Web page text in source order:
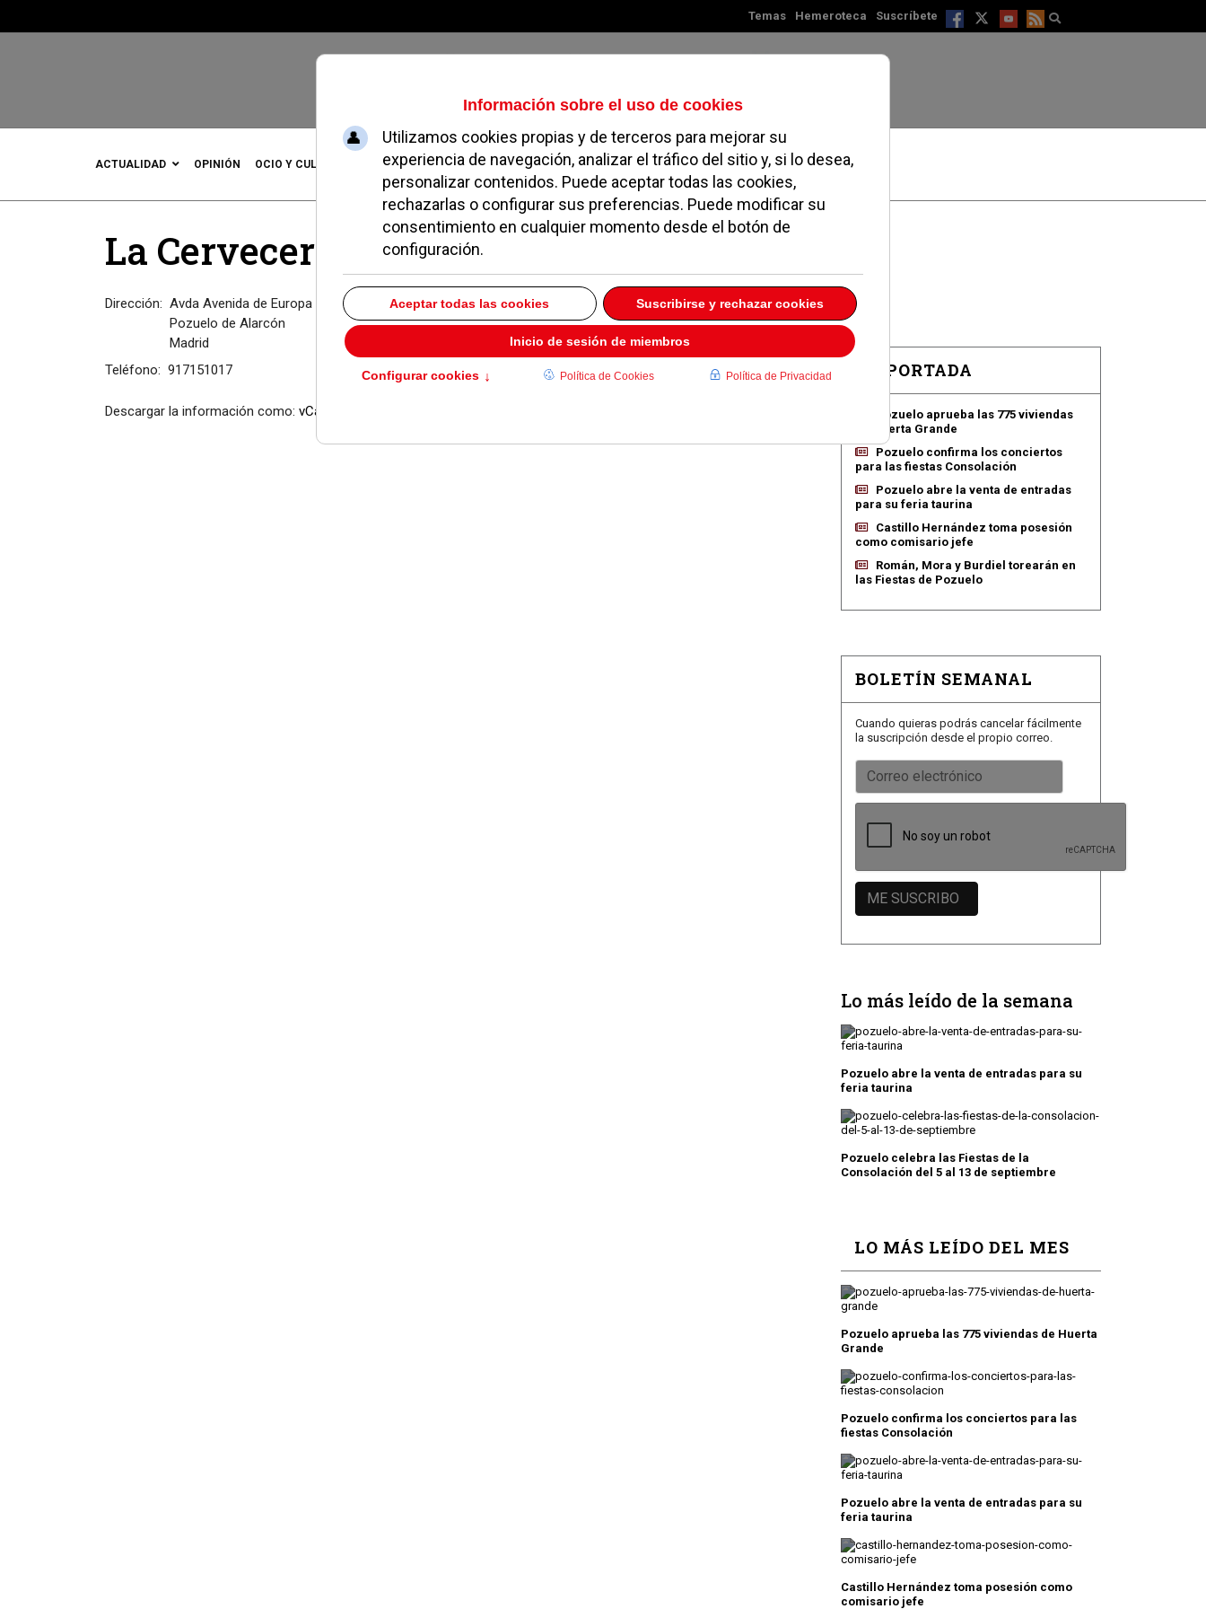
Temas Hemeroteca Suscríbete
Viernes, 07 de agosto de 2026
ACTUALIDAD OPINIÓN OCIO Y CULTURA DEPORTES MADRID NOROESTE SOCIEDAD MAGAZINE SERVICIOS
La Cervecería De Pozuelo
Dirección: Avda Avenida de Europa 12
Pozuelo de Alarcón
Madrid
Teléfono: 917151017
Descargar la información como: vCard
EN PORTADA
Pozuelo aprueba las 775 viviendas
de Huerta Grande
Pozuelo confirma los conciertos
para las fiestas Consolación
Pozuelo abre la venta de entradas
para su feria taurina
Castillo Hernández toma posesión
como comisario jefe
Román, Mora y Burdiel torearán en
las Fiestas de Pozuelo
BOLETÍN SEMANAL
Cuando quieras podrás cancelar fácilmente
la suscripción desde el propio correo.
Lo más leído de la semana
Pozuelo abre la venta de entradas para su
feria taurina
Pozuelo celebra las Fiestas de la
Consolación del 5 al 13 de septiembre
LO MÁS LEÍDO DEL MES
Pozuelo aprueba las 775 viviendas de Huerta
Grande
Pozuelo confirma los conciertos para las
fiestas Consolación
Pozuelo abre la venta de entradas para su
feria taurina
Castillo Hernández toma posesión como
comisario jefe